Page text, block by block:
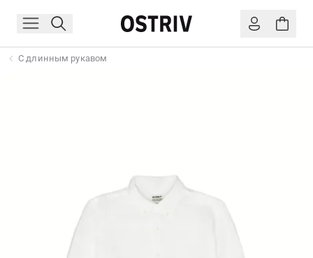
С длинным рукавом